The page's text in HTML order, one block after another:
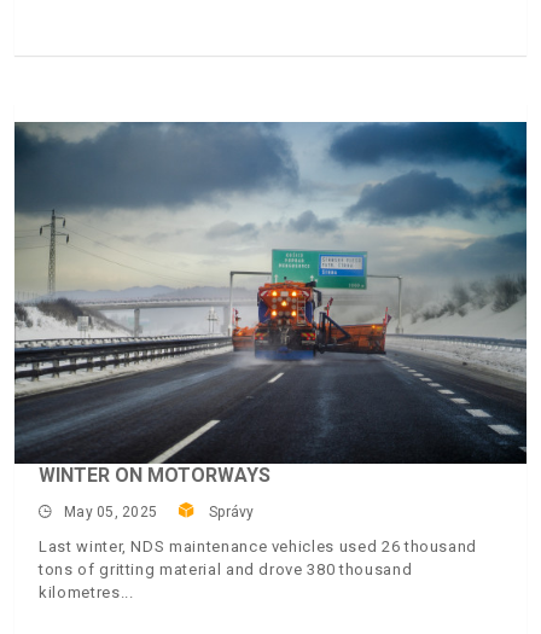
WINTER ON MOTORWAYS
May 05, 2025 Správy
Last winter, NDS maintenance vehicles used 26 thousand
tons of gritting material and drove 380 thousand
kilometres